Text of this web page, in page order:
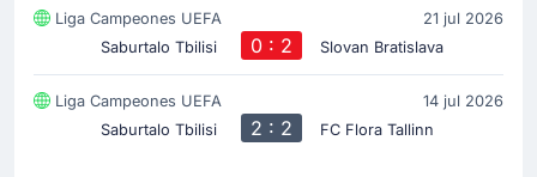
Liga Campeones UEFA
21 jul 2026
Saburtalo Tbilisi
0 : 2 Slovan Bratislava
Liga Campeones UEFA
14 jul 2026
Saburtalo Tbilisi
2 : 2 FC Flora Tallinn